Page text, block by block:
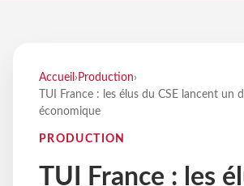
Accueil › Production›
TUI France : les élus du CSE lancent un
économique
PRODUCTION
TUI France : les